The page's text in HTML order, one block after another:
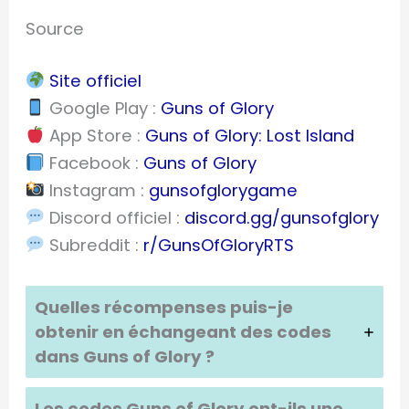
Source
Site officiel
Google Play : Guns of Glory
App Store : Guns of Glory: Lost Island
Facebook : Guns of Glory
Instagram : gunsofglorygame
Discord officiel : discord.gg/gunsofglory
Subreddit : r/GunsOfGloryRTS
Quelles récompenses puis-je
obtenir en échangeant des codes
dans Guns of Glory?